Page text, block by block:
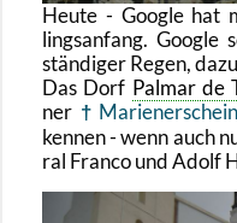
Heute - Goog­le hat
lings­an­fang. Goog­le
stän­di­ger Regen,
Das Dorf Pal­mar de
ner
ken­nen - wenn auch
ral Fran­co und Adolf